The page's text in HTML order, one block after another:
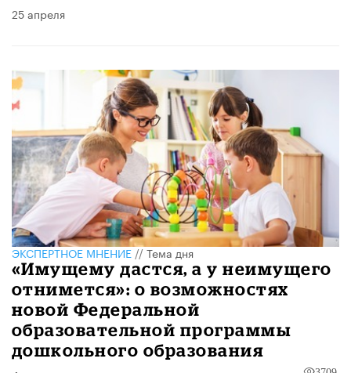
25 апреля
ЭКСПЕРТНОЕ МНЕНИЕ//Тема дня
«Имущему дастся, а у неимущего
отнимется»: о возможностях
новой Федеральной
образовательной программы
дошкольного образования